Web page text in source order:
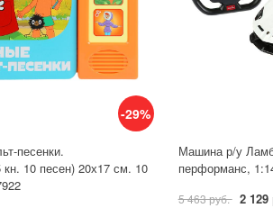
-29%
песенки.
10 песен) 20х17 см. 10
Машина р/у
перформанс,
5 463 руб. 2 129